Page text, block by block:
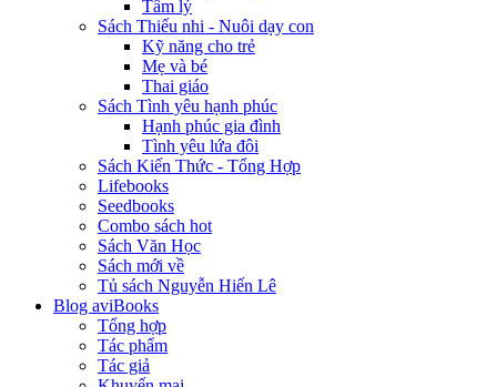
Tâm lý
Sách Thiếu nhi - Nuôi dạy con
Kỹ năng cho trẻ
Mẹ và bé
Thai giáo
Sách Tình yêu hạnh phúc
Hạnh phúc gia đình
Tình yêu lứa đôi
Sách Kiến Thức - Tổng Hợp
Lifebooks
Seedbooks
Combo sách hot
Sách Văn Học
Sách mới về
Tủ sách Nguyễn Hiến Lê
Blog aviBooks
Tổng hợp
Tác phẩm
Tác giả